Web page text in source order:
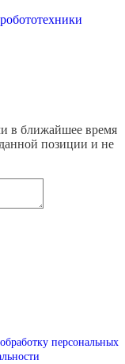
в ближайшее время
позиции и не
персональных